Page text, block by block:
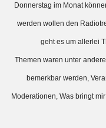
Donnerstag im Monat
werden wollen den
geht es um allerlei
Themen waren unter
bemerkbar werden,
Moderationen, Was bringt